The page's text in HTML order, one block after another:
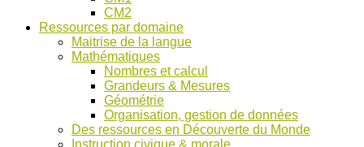
CM2
Ressources par domaine
Maitrise de la langue
Mathématiques
Nombres et calcul
Grandeurs & Mesures
Géométrie
Organisation, gestion de données
Des ressources en Découverte du Monde
Instruction civique & morale